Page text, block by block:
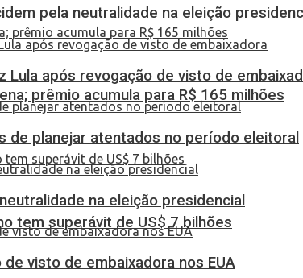
prêmio acumula para R$ 165 milhões
tem superávit de US$ 7 bilhões
pela neutralidade na eleição
Lula após revogação de visto de
de planejar atentados no período eleitoral
na eleição presidencial
visto de embaixadora nos EUA